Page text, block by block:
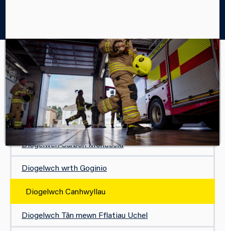
YN Y CARTREF
Ymweliadau Diogel ac Iach
Diogelu Eich Cartref
Diogelwch Carbon Monocsid
Diogelwch wrth Goginio
Diogelwch Canhwyllau
Diogelwch Tân mewn Fflatiau Uchel​​